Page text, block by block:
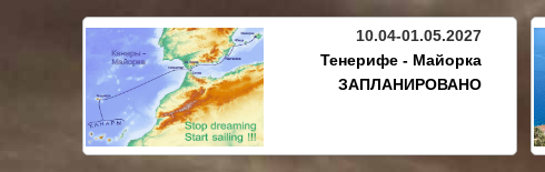
10.04-01.05.2027
Тенерифе - Майорка
ЗАПЛАНИРОВАНО